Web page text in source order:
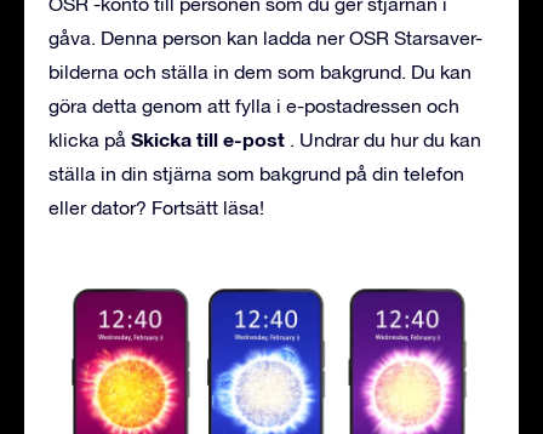
gåva. Denna person kan ladda ner OSR Starsaver-
bilderna och ställa in dem som bakgrund. Du kan
göra detta genom att fylla i e-postadressen och
klicka på Skicka till e-post . Undrar du hur du kan
ställa in din stjärna som bakgrund på din telefon
eller dator? Fortsätt läsa!